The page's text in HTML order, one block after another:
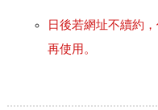
日後若網址不續約
再使用。